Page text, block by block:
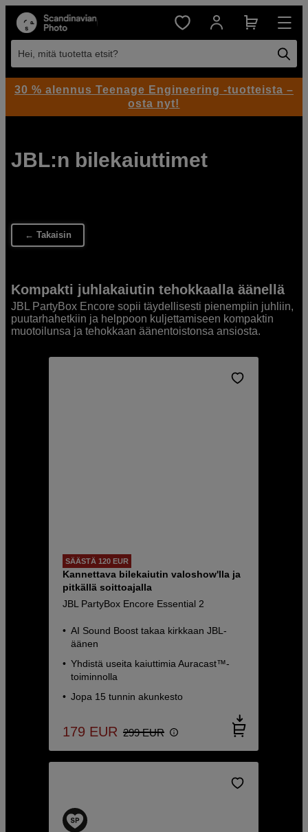
Hei, mitä tuotetta etsit?
JBL:n bilekaiuttimet
← Takaisin
Kompakti juhlakaiutin tehokkaalla äänellä
JBL PartyBox Encore sopii täydellisesti pienempiin juhliin,
puutarhahetkiin ja helppoon kuljettamiseen kompaktin
muotoilunsa ja tehokkaan äänentoistonsa ansiosta.
SÄÄSTÄ 120 EUR
Kannettava bilekaiutin valoshow'lla ja
pitkällä soittoajalla
JBL PartyBox Encore Essential 2
AI Sound Boost takaa kirkkaan JBL-
äänen
Yhdistä useita kaiuttimia Auracast™-
toiminnolla
Jopa 15 tunnin akunkesto
179 EUR 299 EUR
30 % alennus Teenage Engineering -tuotteista –
osta nyt!